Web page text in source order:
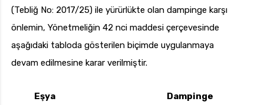
(Tebliğ No: 2017/25) ile yürürlükte olan dampinge karşı
önlemin, Yönetmeliğin 42 nci maddesi çerçevesinde
aşağıdaki tabloda gösterilen biçimde uygulanmaya
devam edilmesine karar verilmiştir.
Eşya
Dampinge